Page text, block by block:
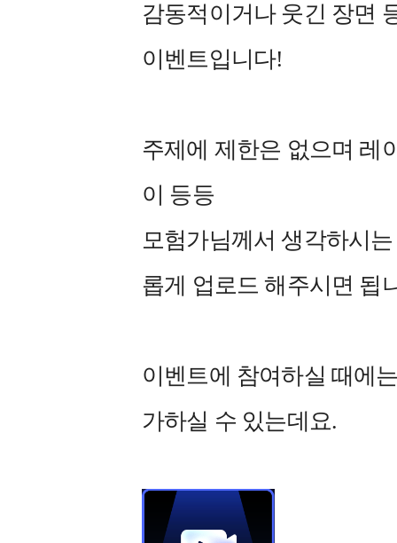
감동적이거나 웃긴 장면
이벤트입니다!
주제에 제한은 없으며 레
이 등등
모험가님께서 생각하시
롭게 업로드 해주시면 됩
이벤트에 참여하실 때에
가하실 수 있는데요.